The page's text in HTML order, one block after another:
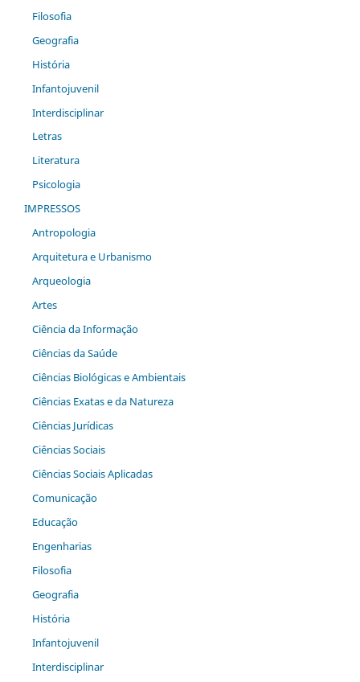
Filosofia
Geografia
História
Infantojuvenil
Interdisciplinar
Letras
Literatura
Psicologia
IMPRESSOS
Antropologia
Arquitetura e Urbanismo
Arqueologia
Artes
Ciência da Informação
Ciências da Saúde
Ciências Biológicas e Ambientais
Ciências Exatas e da Natureza
Ciências Jurídicas
Ciências Sociais
Ciências Sociais Aplicadas
Comunicação
Educação
Engenharias
Filosofia
Geografia
História
Infantojuvenil
Interdisciplinar